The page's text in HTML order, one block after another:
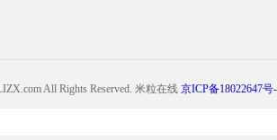
All Rights Reserved. 米粒在线 京ICP备18022647号